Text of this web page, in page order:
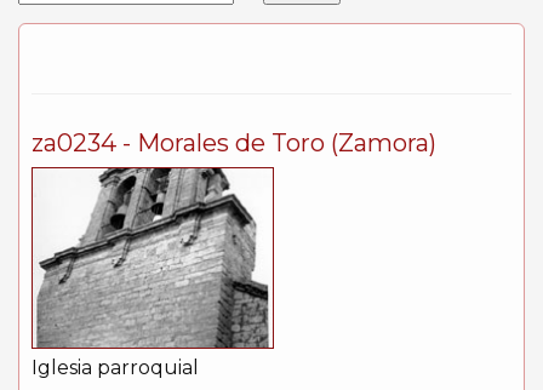
za0234 - Morales de Toro (Zamora)
Iglesia parroquial